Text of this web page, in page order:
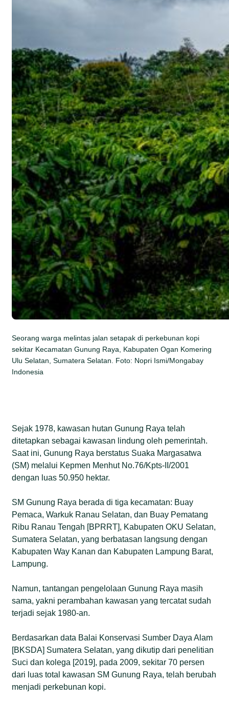
Seorang warga melintas jalan setapak di perkebunan kopi
sekitar Kecamatan Gunung Raya, Kabupaten Ogan Komering
Ulu Selatan, Sumatera Selatan. Foto: Nopri Ismi/Mongabay
Indonesia
Sejak 1978, kawasan hutan Gunung Raya telah
ditetapkan sebagai kawasan lindung oleh pemerintah.
Saat ini, Gunung Raya berstatus Suaka Margasatwa
(SM) melalui Kepmen Menhut No.76/Kpts-II/2001
dengan luas 50.950 hektar.
SM Gunung Raya berada di tiga kecamatan: Buay
Pemaca, Warkuk Ranau Selatan, dan Buay Pematang
Ribu Ranau Tengah [BPRRT], Kabupaten OKU Selatan,
Sumatera Selatan, yang berbatasan langsung dengan
Kabupaten Way Kanan dan Kabupaten Lampung Barat,
Lampung.
Namun, tantangan pengelolaan Gunung Raya masih
sama, yakni perambahan kawasan yang tercatat sudah
terjadi sejak 1980-an.
Berdasarkan data Balai Konservasi Sumber Daya Alam
[BKSDA] Sumatera Selatan, yang dikutip dari penelitian
Suci dan kolega [2019], pada 2009, sekitar 70 persen
dari luas total kawasan SM Gunung Raya, telah berubah
menjadi perkebunan kopi.